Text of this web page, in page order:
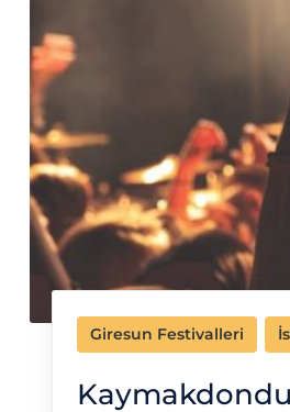
Giresun Festivalleri